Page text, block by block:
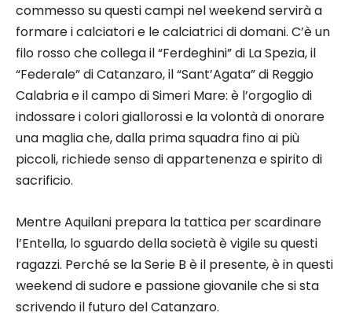
commesso su questi campi nel weekend servirà a
formare i calciatori e le calciatrici di domani. C’è un
filo rosso che collega il “Ferdeghini” di La Spezia, il
“Federale” di Catanzaro, il “Sant’Agata” di Reggio
Calabria e il campo di Simeri Mare: è l’orgoglio di
indossare i colori giallorossi e la volontà di onorare
una maglia che, dalla prima squadra fino ai più
piccoli, richiede senso di appartenenza e spirito di
sacrificio.
Mentre Aquilani prepara la tattica per scardinare
l’Entella, lo sguardo della società è vigile su questi
ragazzi. Perché se la Serie B è il presente, è in questi
weekend di sudore e passione giovanile che si sta
scrivendo il futuro del Catanzaro.